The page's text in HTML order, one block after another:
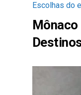
Escolhas do